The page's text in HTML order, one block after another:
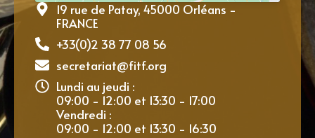
19 rue de Patay, 45000 Orléans -
FRANCE
+33(0)2 38 77 08 56
secretariat@fitf.org
Lundi au jeudi :
09:00 - 12:00 et 13:30 - 17:00
Vendredi :
09:00 - 12:00 et 13:30 - 16:30